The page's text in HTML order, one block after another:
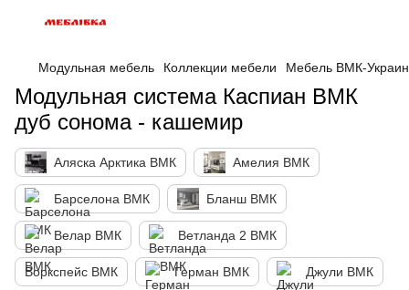
Модульная мебель Коллекции мебели Мебель ВМК-
Модульная система Каспиан ВМК
дуб сонома - кашемир
Аляска Арктика ВМК Амелия ВМК
Барселона ВМК Бланш ВМК
Велар ВМК Ветланда 2 ВМК
Воркспейс ВМК Герман ВМК Джули ВМК